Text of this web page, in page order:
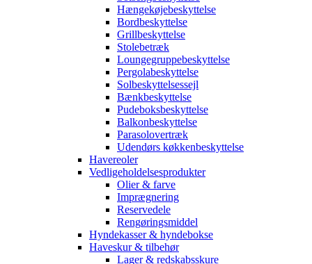
Hængekøjebeskyttelse
Bordbeskyttelse
Grillbeskyttelse
Stolebetræk
Loungegruppebeskyttelse
Pergolabeskyttelse
Solbeskyttelsessejl
Bænkbeskyttelse
Pudeboksbeskyttelse
Balkonbeskyttelse
Parasolovertræk
Udendørs køkkenbeskyttelse
Havereoler
Vedligeholdelsesprodukter
Olier & farve
Imprægnering
Reservedele
Rengøringsmiddel
Hyndekasser & hyndebokse
Haveskur & tilbehør
Lager & redskabsskure